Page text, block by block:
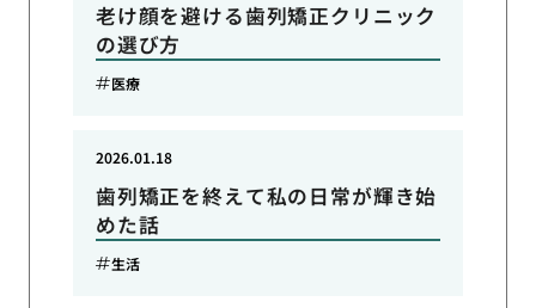
老け顔を避ける歯列矯正クリニック
の選び方
医療
歯列矯正を終えて私の日常が輝き始
めた話
2026.01.18
生活